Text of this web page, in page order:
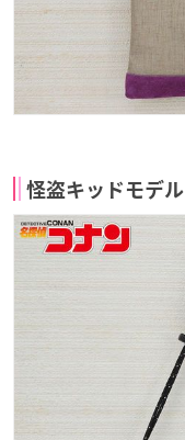
怪盗キッドモデル